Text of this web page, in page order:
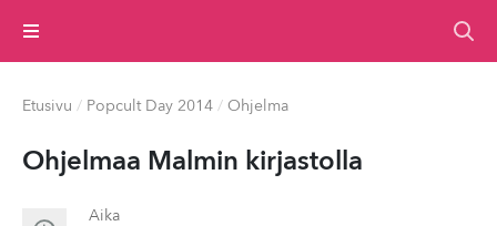
Valikko
Etusivu / Popcult Day 2014 / Ohjelma
Ohjelmaa Malmin kirjastolla
Aika